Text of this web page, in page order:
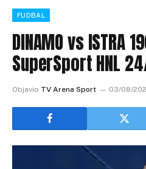
FUDBAL
DINAMO vs ISTRA
SuperSport HNL
Objavio TV Arena Sport 03/08/